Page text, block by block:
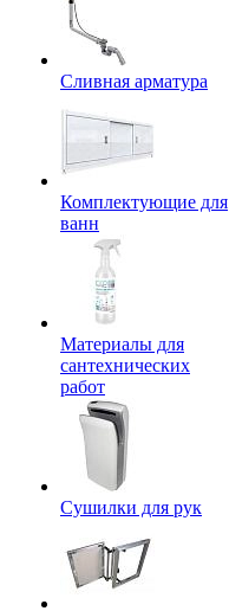
Сливная арматура
Комплектующие для
ванн
Материалы для
сантехнических
работ
Сушилки для рук